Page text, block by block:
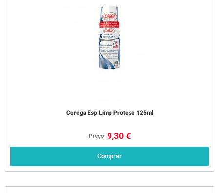
Corega Esp Limp Protese 125ml
Preço: 9,30 €
Comprar